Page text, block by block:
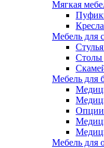
Мягкая
Мебель для
Cтолы
Мебель для
Опции
Мебель для